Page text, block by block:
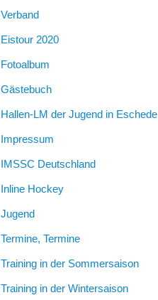
Verband
Eistour 2020
Fotoalbum
Gästebuch
Hallen-LM der Jugend in Eschede
Impressum
IMSSC Deutschland
Inline Hockey
Jugend
Termine, Termine
Training in der Sommersaison
Training in der Wintersaison